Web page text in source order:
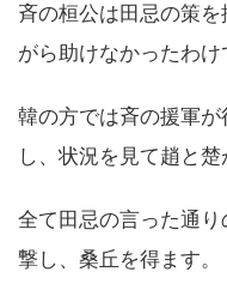
斉の桓公は田忌の策
がら助けなかったわけ
韓の方では斉の援軍
し、状況を見て趙と楚
全て田忌の言った通
撃し、桑丘を得ます。